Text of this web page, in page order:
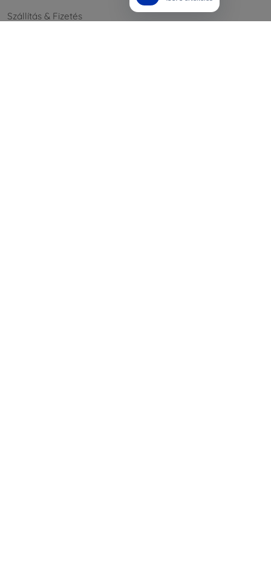
Szállítás & Fizetés